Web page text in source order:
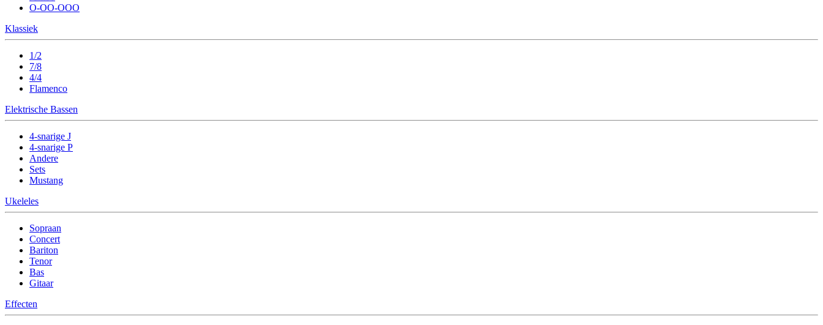
O-OO-OOO
Klassiek
1/2
7/8
4/4
Flamenco
Elektrische Bassen
4-snarige J
4-snarige P
Andere
Sets
Mustang
Ukeleles
Sopraan
Concert
Bariton
Tenor
Bas
Gitaar
Effecten